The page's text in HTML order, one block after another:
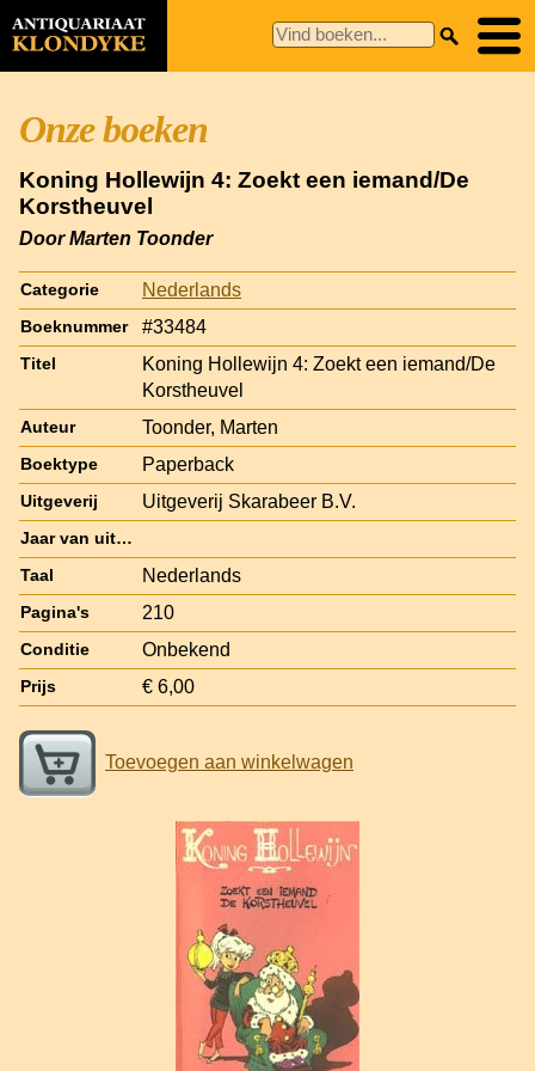
Onze boeken
Koning Hollewijn 4: Zoekt een iemand/De
Korstheuvel
Door Marten Toonder
Categorie Nederlands
Boeknummer #33484
Titel
Koning Hollewijn 4: Zoekt een iemand/De
Korstheuvel
Auteur Toonder, Marten
Boektype Paperback
Uitgeverij Uitgeverij Skarabeer B.V.
Jaar van uitgave
Taal Nederlands
Pagina's 210
Conditie Onbekend
Prijs € 6,00
Toevoegen aan winkelwagen